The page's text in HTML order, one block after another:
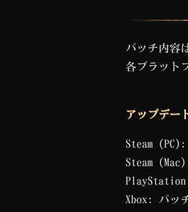
パッチ内容
各プラット
アップデー
Steam
Steam
Xbox: パッ